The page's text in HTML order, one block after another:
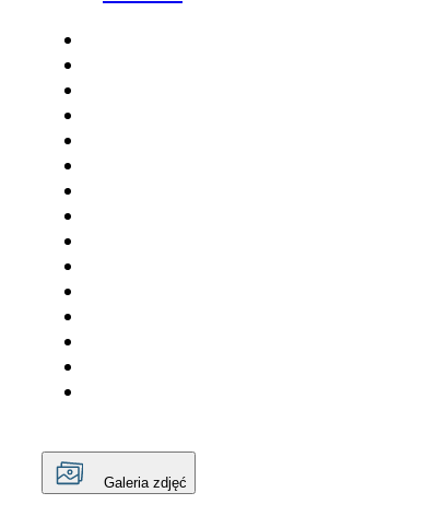
Galeria zdjęć